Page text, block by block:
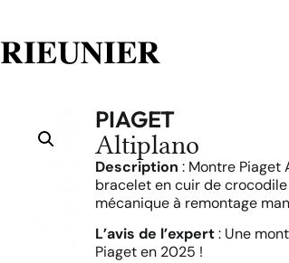
PIAGET
Altiplano
Description : Montre Piaget
bracelet en cuir de
mécanique à remontage
L’avis de l’expert: Une
Piaget en 2025 !